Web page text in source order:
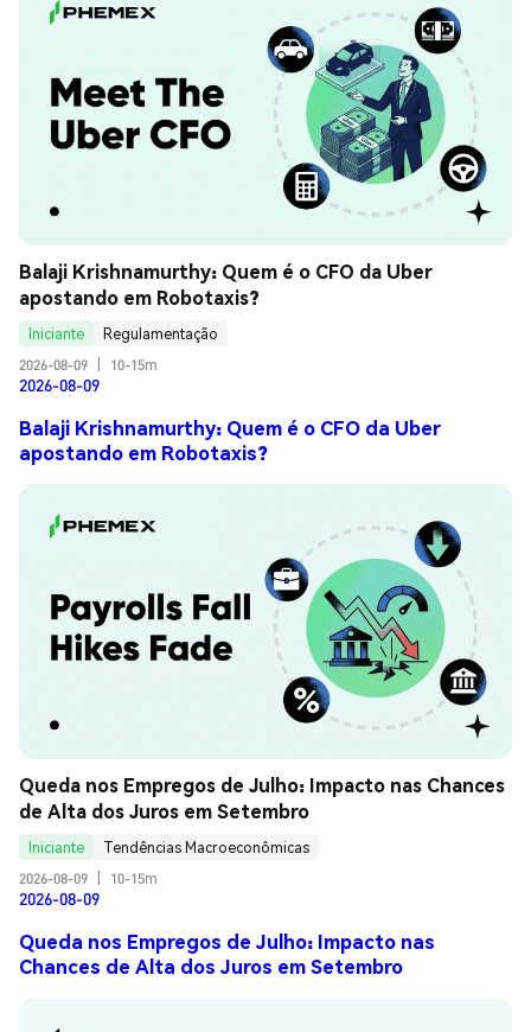
Balaji Krishnamurthy: Quem é o CFO da Uber
apostando em Robotaxis?
Iniciante
Regulamentação
2026-08-09
10-15m
2026-08-09
Balaji Krishnamurthy: Quem é o CFO da Uber
apostando em Robotaxis?
Queda nos Empregos de Julho: Impacto nas Chances
de Alta dos Juros em Setembro
Iniciante
Tendências Macroeconômicas
2026-08-09
10-15m
2026-08-09
Queda nos Empregos de Julho: Impacto nas
Chances de Alta dos Juros em Setembro